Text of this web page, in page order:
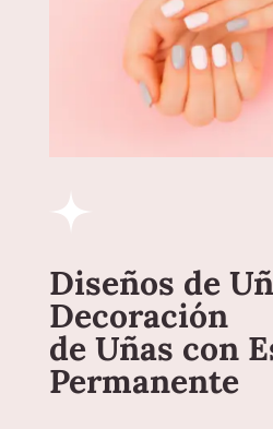
Diseños de
Decoración
de Uñas con
Permanente